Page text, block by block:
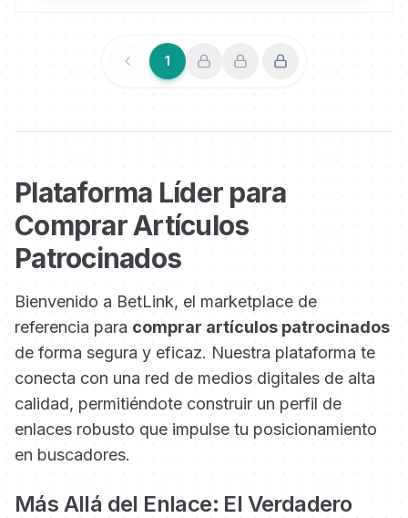
Anterior
1 Siguiente
Plataforma Líder para
Comprar Artículos
Patrocinados
Bienvenido a BetLink, el marketplace de
referencia para comprar artículos patrocinados
de forma segura y eficaz. Nuestra plataforma te
conecta con una red de medios digitales de alta
calidad, permitiéndote construir un perfil de
enlaces robusto que impulse tu posicionamiento
en buscadores.
Más Allá del Enlace: El Verdadero